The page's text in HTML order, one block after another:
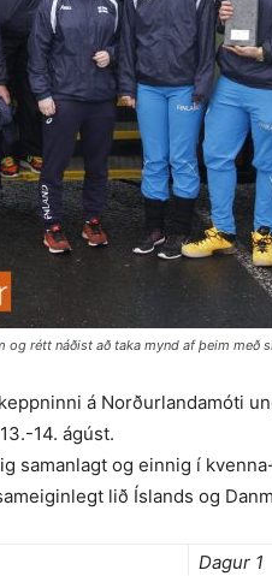
og rétt náðist að taka mynd af þeim með
á Norðurlandamóti
14. ágúst.
samanlagt og einnig í
lið Íslands og
Dagur 1